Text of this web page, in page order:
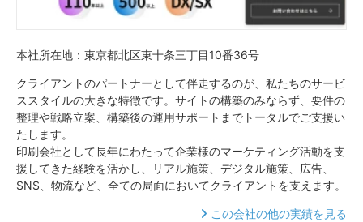
本社所在地：東京都北区東十条三丁目10番36号
クライアントのパートナーとして伴走するのが、私たちのサービ
ススタイルの大きな特徴です。サイトの構築のみならず、要件の
整理や戦略立案、構築後の運用サポートまでトータルでご支援い
たします。
印刷会社として長年にわたって企業様のマーケティング活動を支
援してきた経験を活かし、リアル施策、デジタル施策、広告、
SNS、物流など、全ての局面においてクライアントを支えます。
この会社の他の実績を見る